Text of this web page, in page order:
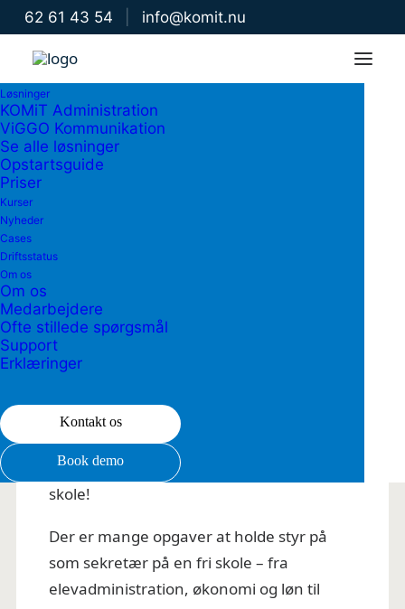
62 61 43 54 info@komit.nu
Løsninger
KOMiT Administration
ViGGO Kommunikation
Se alle løsninger
Opstartsguide
Priser
Kurser
Nyheder
Cases
Driftsstatus
Om os
Om os
Medarbejdere
Ofte stillede spørgsmål
Support
Erklæringer
Kontakt os
Book demo
Kom godt fra start –
kursuspakke!
For nye sekretærer på efterskoler,
Kursusbeskrivelse
Få en tryg start som sekretær på en fri
skole!
Der er mange opgaver at holde styr på
som sekretær på en fri skole – fra
elevadministration, økonomi og løn til